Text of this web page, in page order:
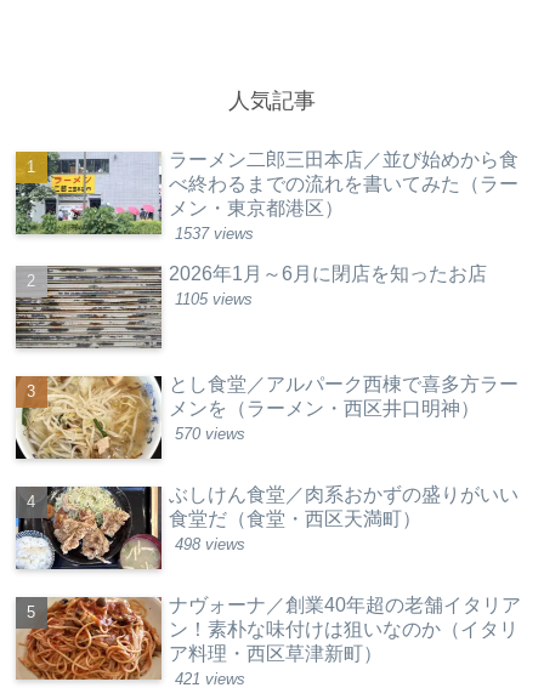
人気記事
ラーメン二郎三田本店／並び始めから食
べ終わるまでの流れを書いてみた（ラー
メン・東京都港区）
1537 views
2026年1月～6月に閉店を知ったお店
1105 views
とし食堂／アルパーク西棟で喜多方ラー
メンを（ラーメン・西区井口明神）
570 views
ぶしけん食堂／肉系おかずの盛りがいい
食堂だ（食堂・西区天満町）
498 views
ナヴォーナ／創業40年超の老舗イタリア
ン！素朴な味付けは狙いなのか（イタリ
ア料理・西区草津新町）
421 views